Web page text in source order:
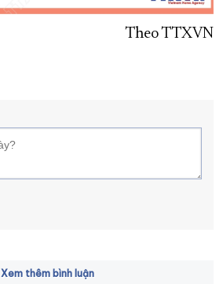
Theo TTXVN
Xem thêm bình luận